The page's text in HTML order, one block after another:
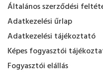
Általános szerződési
Adatkezelési űrlap
Adatkezelési tájékoztató
Képes fogyasztói
Fogyasztói elállás